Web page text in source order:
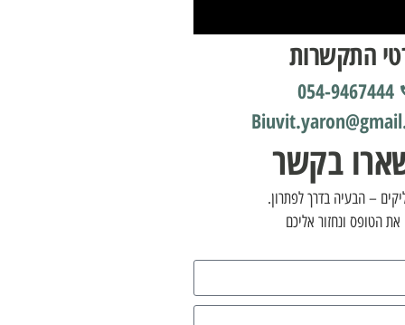
התקשרות
054-9467444
בקשר
– הבעיה בדרך לפתרון.
את הטופס ונחזור אליכם